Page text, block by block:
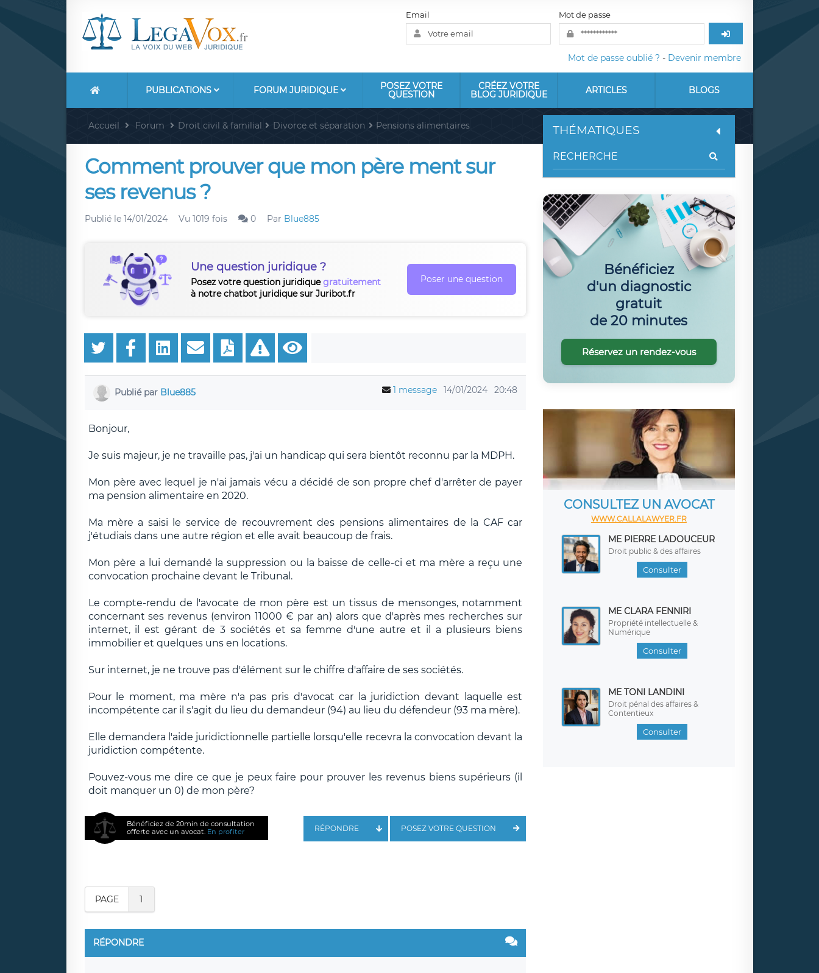
Email Mot de passe
Mot de passe oublié ? - Devenir membre
PUBLICATIONS FORUM JURIDIQUE POSEZ VOTRE
QUESTION
CRÉEZ VOTRE
BLOG JURIDIQUE ARTICLES BLOGS
Accueil Forum Droit civil & familial Divorce et séparation Pensions alimentaires
Comment prouver que mon père ment sur
ses revenus ?
Publié le 14/01/2024 Vu 1019 fois 0 Par Blue885
Une question juridique ?
Posez votre question juridiquegratuitement
à notre chatbot juridique sur Juribot.fr
Poser une question
Publié par Blue885 1 message 14/01/2024 20:48
Bonjour,
Je suis majeur, je ne travaille pas, j'ai un handicap qui sera bientôt reconnu par la MDPH.
Mon père avec lequel je n'ai jamais vécu a décidé de son propre chef d'arrêter de payer
ma pension alimentaire en 2020.
Ma mère a saisi le service de recouvrement des pensions alimentaires de la CAF car
j'étudiais dans une autre région et elle avait beaucoup de frais.
Mon père a lui demandé la suppression ou la baisse de celle-ci et ma mère a reçu une
convocation prochaine devant le Tribunal.
Le compte-rendu de l'avocate de mon père est un tissus de mensonges, notamment
concernant ses revenus (environ 11000 € par an) alors que d'après mes recherches sur
internet, il est gérant de 3 sociétés et sa femme d'une autre et il a plusieurs biens
immobilier et quelques uns en locations.
Sur internet, je ne trouve pas d'élément sur le chiffre d'affaire de ses sociétés.
Pour le moment, ma mère n'a pas pris d'avocat car la juridiction devant laquelle est
incompétente car il s'agit du lieu du demandeur (94) au lieu du défendeur (93 ma mère).
Elle demandera l'aide juridictionnelle partielle lorsqu'elle recevra la convocation devant la
juridiction compétente.
Pouvez-vous me dire ce que je peux faire pour prouver les revenus biens supérieurs (il
doit manquer un 0) de mon père?
Bénéficiez de 20min de consultation
offerte avec un avocat. En profiter POSEZ VOTRE QUESTION
RÉPONDRE
PAGE 1
RÉPONDRE
THÉMATIQUES
Bénéficiez
d'un diagnostic
gratuit
de 20 minutes
Réservez un rendez-vous
CONSULTEZ UN AVOCAT
WWW.CALLALAWYER.FR
ME PIERRE LADOUCEUR
Droit public & des affaires
Consulter
ME CLARA FENNIRI
Propriété intellectuelle &
Numérique
Consulter
ME TONI LANDINI
Droit pénal des affaires &
Contentieux
Consulter